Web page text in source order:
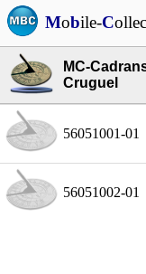
Mobile-C
MC-
Cruguel
56051001-01
56051002-01